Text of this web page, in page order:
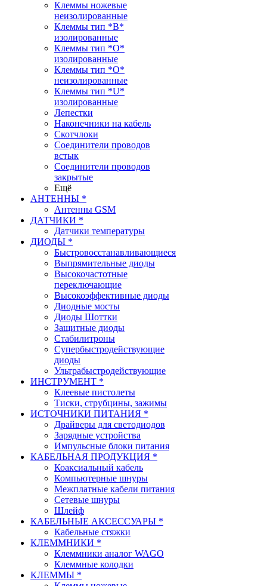
Клеммы ножевые
неизолированные
Клеммы тип *B*
изолированные
Клеммы тип *O*
изолированные
Клеммы тип *O*
неизолированные
Клеммы тип *U*
изолированные
Лепестки
Наконечники на кабель
Скотчлоки
Соединители проводов
встык
Соединители проводов
закрытые
Ещё
АНТЕННЫ *
Антенны GSM
ДАТЧИКИ *
Датчики температуры
ДИОДЫ *
Быстровосстанавливающиеся
Выпрямительные диоды
Высокочастотные
переключающие
Высокоэффективные диоды
Диодные мосты
Диоды Шоттки
Защитные диоды
Стабилитроны
Супербыстродействующие
диоды
Ультрабыстродействующие
ИНСТРУМЕНТ *
Клеевые пистолеты
Тиски, струбцины, зажимы
ИСТОЧНИКИ ПИТАНИЯ *
Драйверы для светодиодов
Зарядные устройства
Импульсные блоки питания
КАБЕЛЬНАЯ ПРОДУКЦИЯ *
Коаксиальный кабель
Компьютерные шнуры
Межплатные кабели питания
Сетевые шнуры
Шлейф
КАБЕЛЬНЫЕ АКСЕССУАРЫ *
Кабельные стяжки
КЛЕММНИКИ *
Клеммники аналог WAGO
Клеммные колодки
КЛЕММЫ *